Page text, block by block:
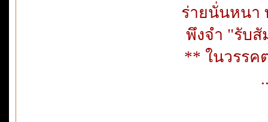
ร่ายนั่นหนา
พึงจำ "รับสั
** ในวรรค